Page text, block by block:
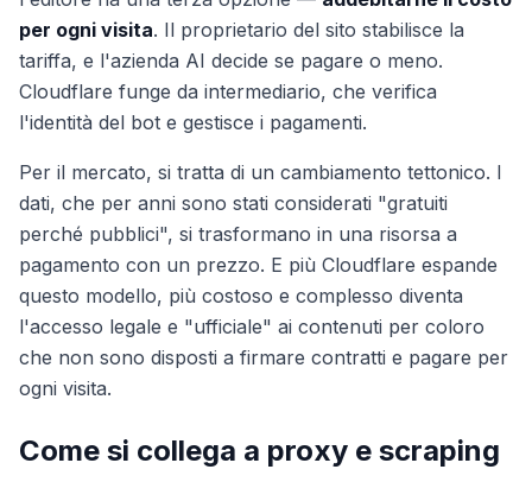
per ogni visita. Il proprietario del sito stabilisce la
tariffa, e l'azienda AI decide se pagare o meno.
Cloudflare funge da intermediario, che verifica
l'identità del bot e gestisce i pagamenti.
Per il mercato, si tratta di un cambiamento tettonico. I
dati, che per anni sono stati considerati "gratuiti
perché pubblici", si trasformano in una risorsa a
pagamento con un prezzo. E più Cloudflare espande
questo modello, più costoso e complesso diventa
l'accesso legale e "ufficiale" ai contenuti per coloro
che non sono disposti a firmare contratti e pagare per
ogni visita.
Come si collega a proxy e scraping